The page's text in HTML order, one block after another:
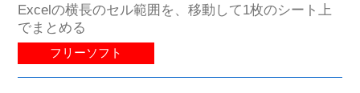
Excelの横長のセル範囲を、移動して1枚のシート上
でまとめる
フリーソフト